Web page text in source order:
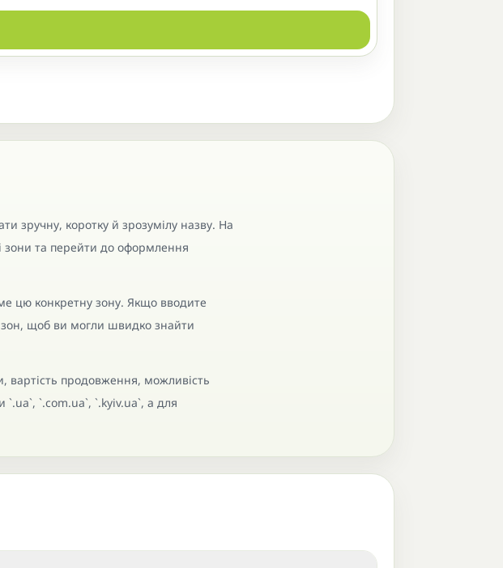
зручну, коротку й зрозумілу назву. На
зони та перейти до оформлення
цю конкретну зону. Якщо вводите
щоб ви могли швидко знайти
вартість продовження, можливість
`.ua`, `.com.ua`, `.kyiv.ua`, а для